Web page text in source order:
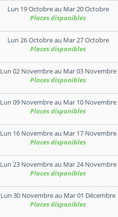
Lun 19 Octobreau Mar 20 Octobre
Places disponibles
Lun 26 Octobreau Mar 27 Octobre
Places disponibles
Lun 02 Novembreau Mar 03 Novembre
Places disponibles
Lun 09 Novembreau Mar 10 Novembre
Places disponibles
Lun 16 Novembreau Mar 17 Novembre
Places disponibles
Lun 23 Novembreau Mar 24 Novembre
Places disponibles
Lun 30 Novembreau Mar 01 Décembre
Places disponibles